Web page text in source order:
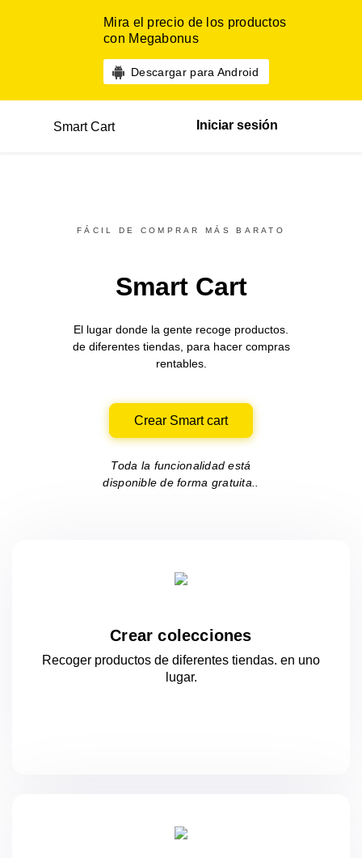
Mira el precio de los productos
con Megabonus
Descargar para Android
Smart Cart Iniciar sesión
FÁCIL DE COMPRAR MÁS BARATO
Smart Cart
El lugar donde la gente recoge productos.
de diferentestiendas, para hacer compras
rentables.
Crear Smart cart
Toda la funcionalidad está
disponible de forma gratuita..
Crear colecciones
Recoger productos de diferentes tiendas. en uno
lugar.